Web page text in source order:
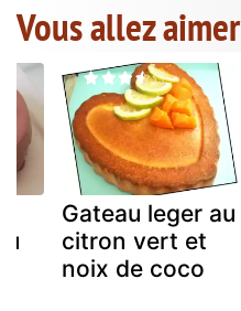
Vous allez aimer
Gateau leger au
citron vert et
noix de coco